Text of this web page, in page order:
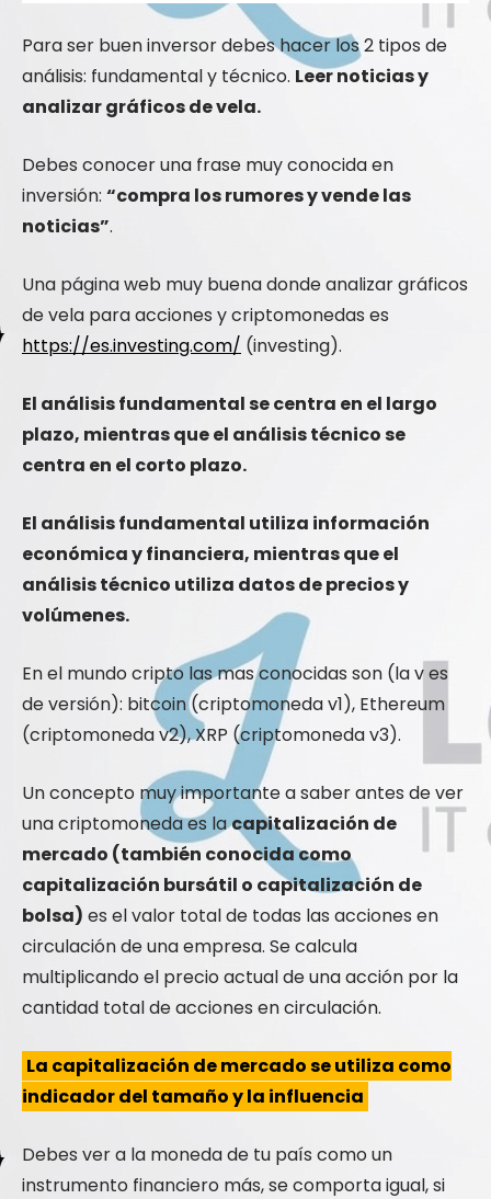
Para ser buen inversor debes hacer los 2 tipos de
análisis: fundamental y técnico. Leer noticias y
analizar gráficos de vela.
Debes conocer una frase muy conocida en
inversión: “compra los rumores y vende las
noticias”.
Una página web muy buena donde analizar gráficos
de vela para acciones y criptomonedas es
https://es.investing.com/ (investing).
El análisis fundamental se centra en el largo
plazo, mientras que el análisis técnico se
centra en el corto plazo.
El análisis fundamental utiliza información
económica y financiera, mientras que el
análisis técnico utiliza datos de precios y
volúmenes.
En el mundo cripto las mas conocidas son (la v es
de versión): bitcoin (criptomoneda v1), Ethereum
(criptomoneda v2), XRP (criptomoneda v3).
Un concepto muy importante a saber antes de ver
una criptomoneda es lacapitalización de
mercado (también conocida como
capitalización bursátil o capitalización de
bolsa) es el valor total de todas las acciones en
circulación de una empresa. Se calcula
multiplicando el precio actual de una acción por la
cantidad total de acciones en circulación.
La capitalización de mercado se utiliza como
indicador del tamaño y la influencia
Debes ver a la moneda de tu país como un
instrumento financiero más, se comporta igual, si